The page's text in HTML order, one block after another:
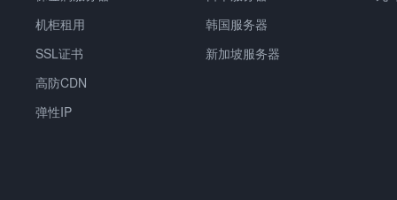
机柜租用
SSL证书
高防CDN
弹性IP
韩国服务器
新加坡服务器